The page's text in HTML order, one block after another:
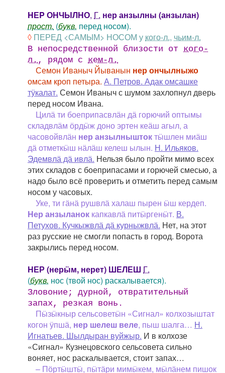
HЕP ОНЧЫЛНО, Г. нер анзылны (анзылан)
прост. (букв. перед носом).
◊ ПЕРЕД <САМЫМ> НОСОМ у кого-л., чьим-л.
В непосредственной близости от кого-
л., рядом с кем-л.
Семон Иваныч Йыванын нер ончылныжо
омсам кроп петыра. А. Петров. Адак омсашке
тӱкалат. Семон Иваныч с шумом захлопнул дверь
перед носом Ивана.
Цилӓ ти боеприпасвлӓн дӓ горючий оптымы
складвлӓм ӧрдӹж доно эртен кеӓш агыл, а
часовойвлӓн нер анзылныштоктӹшлен миӓш
дӓ отметкӹш нӓлӓш келеш ылын. Н. Ильяков.
Эдемвлӓ дӓ ивлӓ. Нельзя было пройти мимо всех
этих складов с боеприпасами и горючей смесью, а
надо было всё проверить и отметить перед самым
носом у часовых.
Уке, ти гӓнӓ рушвлӓ халаш пырен ӹш кердеп.
Нер анзыланок капкавлӓ питӹргенӹт. В.
Петухов. Кучкыжвлӓ дӓ курныжвлӓ. Нет, на этот
раз русские не смогли попасть в город. Ворота
закрылись перед носом.
НЕР (нерӹм, нерет) ШЕЛЕШ Г.
(букв. нос (твой нос) раскалывается).
Зловоние; дурной, отвратительный
запах, резкая вонь.
Пӹзӹкныр сельсоветӹн «Сигнал» колхозыштат
когон ӱпшӓ, нер шелеш веле, пыш шалга… Н.
Игнатьев. Шылдыран вуйжыр. И в колхозе
«Сигнал» Кузнецовского сельсовета сильно
воняет, нос раскалывается, стоит запах…
– Пӧртӹштӹ, пӹтӓри мимӹкем, мӹлӓнем пишок